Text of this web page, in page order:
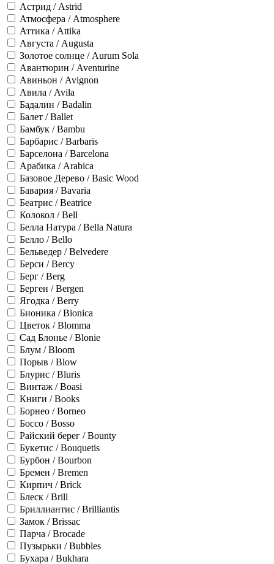
Астрид / Astrid
Атмосфера / Atmosphere
Аттика / Attika
Августа / Augusta
Золотое солнце / Aurum Sola
Авантюрин / Aventurine
Авиньон / Avignon
Авила / Avila
Бадалин / Badalin
Балет / Ballet
Бамбук / Bambu
Барбарис / Barbaris
Барселона / Barcelona
Арабика / Arabica
Базовое Дерево / Basic Wood
Бавария / Bavaria
Беатрис / Beatrice
Колокол / Bell
Белла Натура / Bella Natura
Белло / Bello
Бельведер / Belvedere
Берси / Bercy
Берг / Berg
Берген / Bergen
Ягодка / Berry
Бионика / Bionica
Цветок / Blomma
Сад Блонье / Blonie
Блум / Bloom
Порыв / Blow
Блурис / Bluris
Винтаж / Boasi
Книги / Books
Борнео / Borneo
Боссо / Bosso
Райский берег / Bounty
Букетис / Bouquetis
Бурбон / Bourbon
Бремен / Bremen
Кирпич / Brick
Блеск / Brill
Бриллиантис / Brilliantis
Замок / Brissac
Парча / Brocade
Пузырьки / Bubbles
Бухара / Bukhara